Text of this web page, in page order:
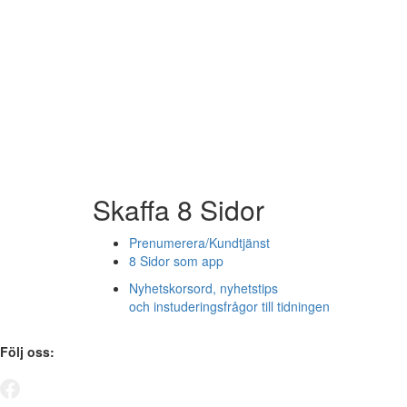
Skaffa 8 Sidor
Prenumerera/Kundtjänst
8 Sidor som app
Nyhetskorsord, nyhetstips
och instuderingsfrågor till tidningen
Följ oss: